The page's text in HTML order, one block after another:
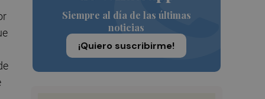
Siempre al día de las últimas
noticias
¡Quiero suscribirme!